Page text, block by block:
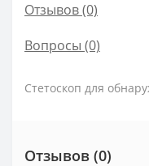
Отзывов (0)
Вопросы (0)
Стетоскоп для
Отзывов (0)